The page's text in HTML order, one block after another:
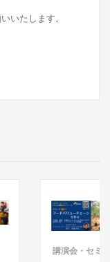
いたします。
講演会・セミナ